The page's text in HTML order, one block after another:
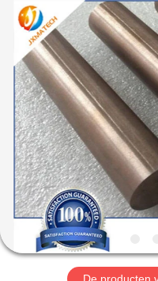
HUIS
PRODUCTEN
ONGEVEER
ONS
Rights
Reserved.
Developed
ECER